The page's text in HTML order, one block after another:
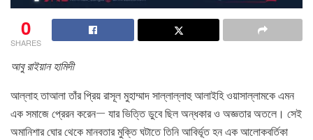
0
SHARES
আবু রাইয়ান হামিদী
আল্লাহ তাআলা তাঁর প্রিয় রাসূল মুহাম্মাদ সাল্লাল্লাহু আলাইহি ওয়াসাল্লামকে এমন
এক সমাজে প্রেরন করেন— যার ভিত্তি ডুবে ছিল অন্ধকার ও অজ্ঞতার অতলে। সেই
অমানিশার ঘোর থেকে মানবতার মুক্তি ঘটাতে তিনি আবির্ভূত হন এক আলোকবর্তিকা